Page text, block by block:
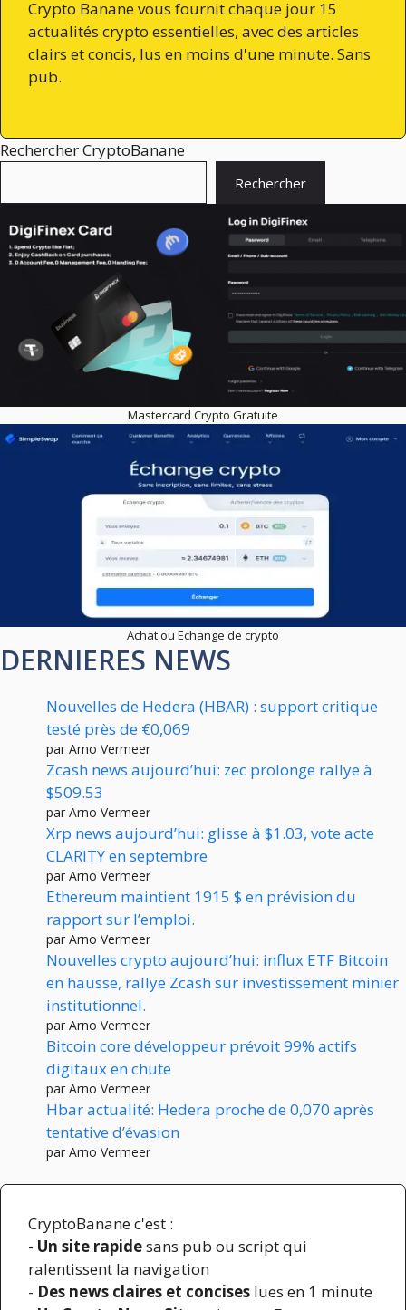
Crypto Banane vous fournit chaque jour 15
actualités crypto essentielles, avec des articles
clairs et concis, lus en moins d'une minute. Sans
pub.
Rechercher CryptoBanane
Rechercher
Mastercard Crypto Gratuite
Achat ou Echange de crypto
DERNIERES NEWS
Nouvelles de Hedera (HBAR) : support critique
testé près de €0,069
par Arno Vermeer
Zcash news aujourd’hui: zec prolonge rallye à
$509.53
par Arno Vermeer
Xrp news aujourd’hui: glisse à $1.03, vote acte
CLARITY en septembre
par Arno Vermeer
Ethereum maintient 1915 $ en prévision du
rapport sur l’emploi.
par Arno Vermeer
Nouvelles crypto aujourd’hui: influx ETF Bitcoin
en hausse, rallye Zcash sur investissement minier
institutionnel.
par Arno Vermeer
Bitcoin core développeur prévoit 99% actifs
digitaux en chute
par Arno Vermeer
Hbar actualité: Hedera proche de 0,070 après
tentative d’évasion
par Arno Vermeer
CryptoBanane c'est :
- Un site rapidesans pub ou script qui
ralentissent la navigation
- Des news claires et concises lues en 1 minute